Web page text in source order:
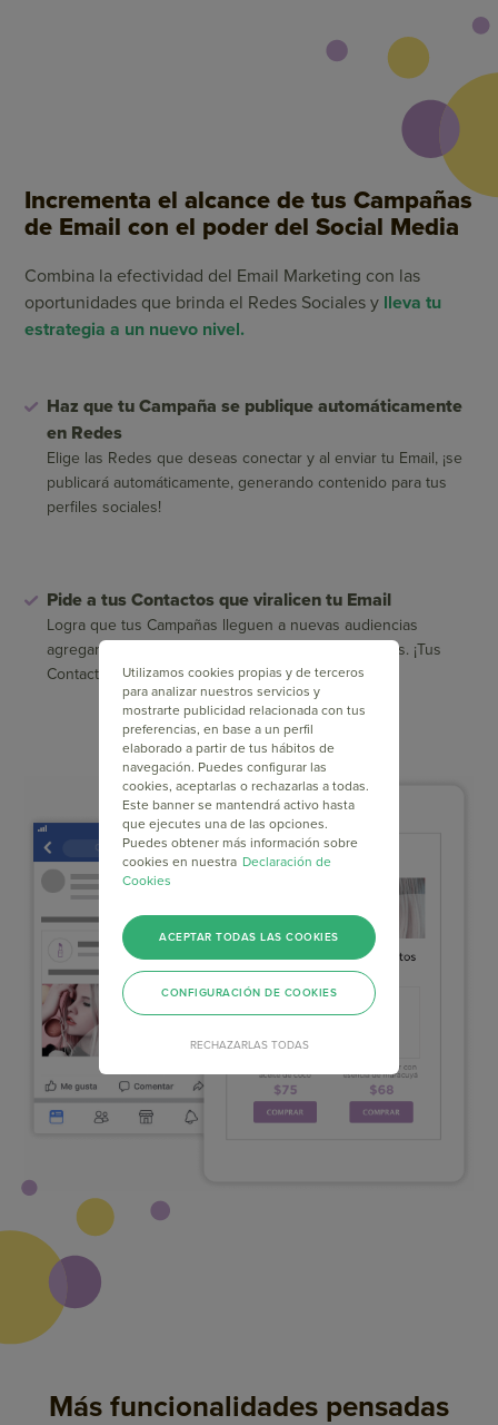
Incrementa el alcance de tus Campañas
de Email con el poder del Social Media
Combina la efectividad del Email Marketing con las
oportunidades que brinda el Redes Sociales y lleva tu
estrategia a un nuevo nivel.
Haz que tu Campaña se publique automáticamente
en Redes
Elige las Redes que deseas conectar y al enviar tu Email, ¡se
publicará automáticamente, generando contenido para tus
perfiles sociales!
Pide a tus Contactos que viralicen tu Email
Logra que tus Campañas lleguen a nuevas audiencias
agregando botones de compartir en Redes Sociales. ¡Tus
Contactos aumentarán el alcance de tus Emails!
Más funcionalidades pensadas
Utilizamos cookies propias y de terceros
para analizar nuestros servicios y
mostrarte publicidad relacionada con tus
preferencias, en base a un perfil
elaborado a partir de tus hábitos de
navegación. Puedes configurar las
cookies, aceptarlas o rechazarlas a todas.
Este banner se mantendrá activo hasta
que ejecutes una de las opciones.
Puedes obtener más información sobre
cookies en nuestra Declaración de
Cookies
RECHAZARLAS TODAS
ACEPTAR TODAS LAS COOKIES
CONFIGURACIÓN DE COOKIES